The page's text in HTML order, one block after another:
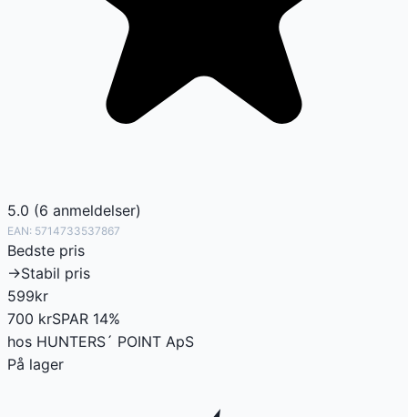
5.0 (6 anmeldelser)
EAN: 5714733537867
Bedste pris
→Stabil pris
599kr
700 krSPAR 14%
hos HUNTERS´ POINT ApS
På lager